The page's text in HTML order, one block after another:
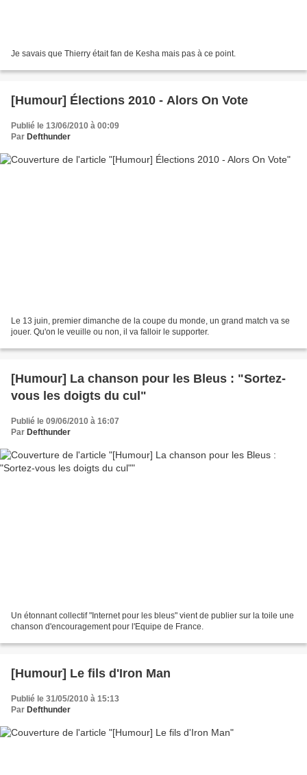
Je savais que Thierry était fan de Kesha mais pas à ce point.
[Humour] Élections 2010 - Alors On Vote
Publié le 13/06/2010 à 00:09
Par Defthunder
Le 13 juin, premier dimanche de la coupe du monde, un grand match va se
jouer. Qu'on le veuille ou non, il va falloir le supporter.
[Humour] La chanson pour les Bleus : "Sortez-
vous les doigts du cul"
Publié le 09/06/2010 à 16:07
Par Defthunder
Un étonnant collectif "Internet pour les bleus" vient de publier sur la toile une
chanson d'encouragement pour l'Equipe de France.
[Humour] Le fils d'Iron Man
Publié le 31/05/2010 à 15:13
Par Defthunder